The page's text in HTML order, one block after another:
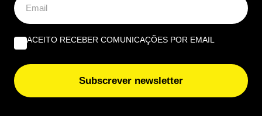
OPINIÃO
Do amor ao ódio vai apenas um passo | Por Henrique
ACEITO RECEBER COMUNICAÇÕES POR EMAIL
Subscrever newsletter